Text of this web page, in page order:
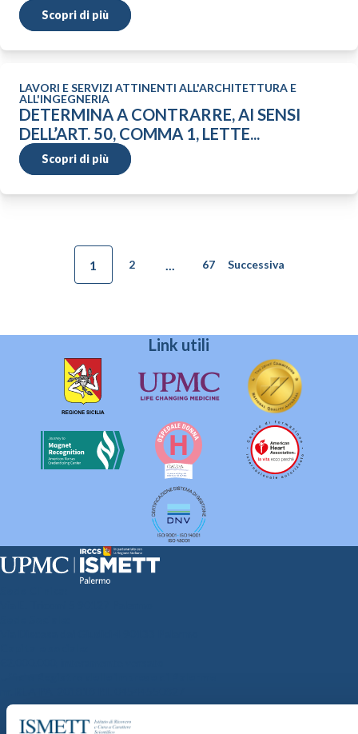
Scopri di più
LAVORI E SERVIZI ATTINENTI ALL'ARCHITETTURA E
ALL'INGEGNERIA
DETERMINA A CONTRARRE, AI SENSI
DELL’ART. 50, COMMA 1, LETTE...
Scopri di più
1 2 67 Successiva
Link utili